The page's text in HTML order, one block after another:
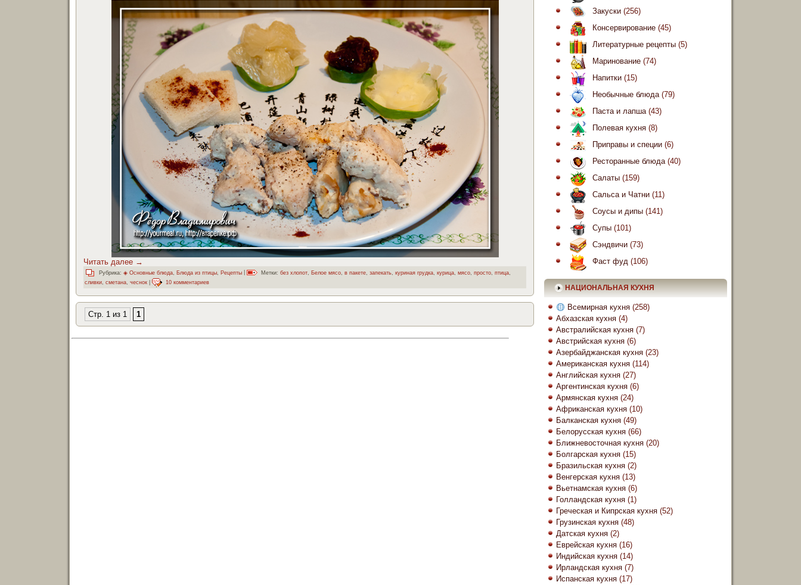
Читать далее →
Рубрика: ◈ Основные блюда Блюда из птицы Рецепты Метки: без хлопот Белое мясо в пакете запекать куриная грудка курица мясо просто птица
сливки, сметана, чеснок 10 комментариев
Стр. 1 из 1 1
Закуски (256)
Консервирование (45)
Литературные рецепты (5)
Маринование (74)
Напитки (15)
Необычные блюда(79)
Паста и лапша(43)
Полевая кухня (8)
Приправы и специи (6)
Ресторанные блюда(40)
Салаты (159)
Сальса и Чатни (11)
Соусы и дипы (141)
Супы (101)
Сэндвичи (73)
Фаст фуд (106)
НАЦИОНАЛЬНАЯ КУХНЯ
Всемирная кухня(258)
Абхазская кухня (4)
Австралийская кухня (7)
Австрийская кухня (6)
Азербайджанская кухня (23)
Американская кухня (114)
Английская кухня (27)
Аргентинская кухня (6)
Армянская кухня (24)
Африканская кухня (10)
Балканская кухня (49)
Белорусская кухня (66)
Ближневосточная кухня (20)
Болгарская кухня (15)
Бразильская кухня (2)
Венгерская кухня (13)
Вьетнамская кухня (6)
Голландская кухня (1)
Греческая и Кипрская кухня (52)
Грузинская кухня (48)
Датская кухня (2)
Еврейская кухня (16)
Индийская кухня (14)
Ирландская кухня (7)
Испанская кухня (17)